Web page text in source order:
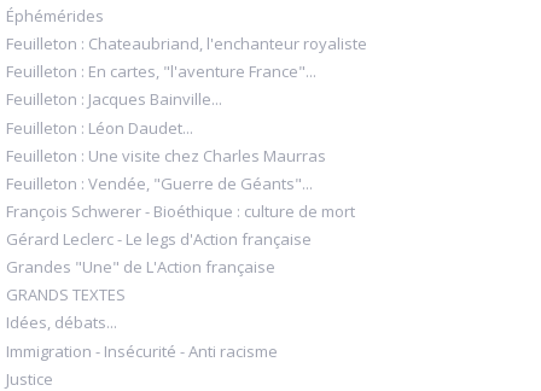
Éphémérides
Feuilleton : Chateaubriand, l'enchanteur royaliste
Feuilleton : En cartes, "l'aventure France"...
Feuilleton : Jacques Bainville...
Feuilleton : Léon Daudet...
Feuilleton : Une visite chez Charles Maurras
Feuilleton : Vendée, "Guerre de Géants"...
François Schwerer - Bioéthique : culture de mort
Gérard Leclerc - Le legs d'Action française
Grandes "Une" de L'Action française
GRANDS TEXTES
Idées, débats...
Immigration - Insécurité - Anti racisme
Justice